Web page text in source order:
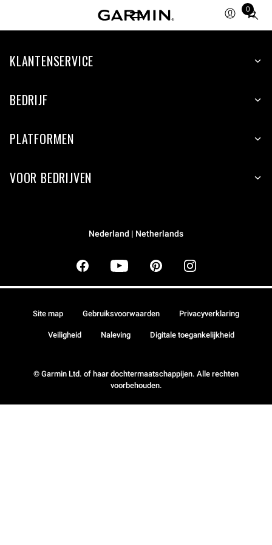
0
Total
items
cart:
KLANTENSERVICE
BEDRIJF
PLATFORMEN
VOOR BEDRIJVEN
Nederland | Netherlands
© Garmin Ltd. of haar dochtermaatschappijen. Alle rechten
voorbehouden.
Site map Gebruiksvoorwaarden Privacyverklaring
Veiligheid Naleving Digitale toegankelijkheid